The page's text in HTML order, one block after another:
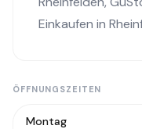
Einkaufen in
ÖFFNUNGSZEITEN
Montag